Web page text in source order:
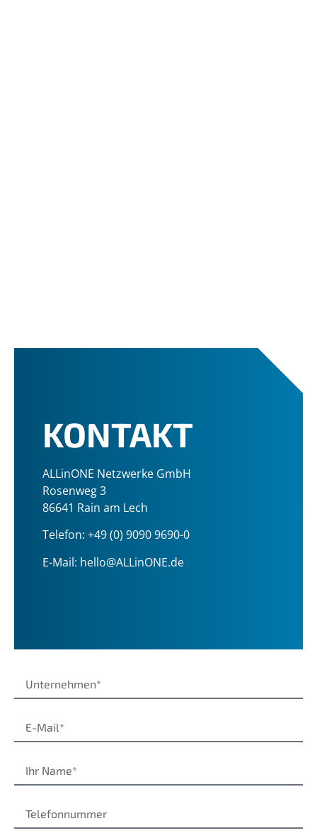
KONTAKT
ALLinONE Netzwerke GmbH
Rosenweg 3
86641 Rain am Lech
Telefon: +49 (0) 9090 9690-0
E-Mail: hello@ALLinONE.de